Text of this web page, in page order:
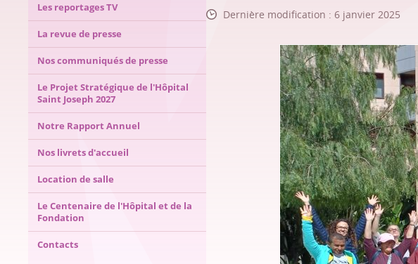
Les reportages TV
La revue de presse
Nos communiqués de presse
Le Projet Stratégique de l'Hôpital
Saint Joseph 2027
Notre Rapport Annuel
Nos livrets d'accueil
Location de salle
Le Centenaire de l'Hôpital et de la
Fondation
Contacts
Dernière modification : 6 janvier 2025